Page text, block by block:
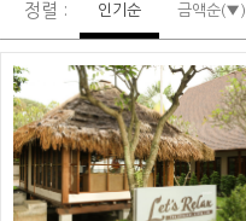
정렬 : 인기순 금액순(▼)